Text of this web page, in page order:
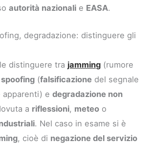
autorità nazionali e EASA.
degradazione: distinguere gli
distinguere tra jamming (rumore
spoofing (falsificazione del segnale
apparenti) edegradazione non
a riflessioni, meteo o
. Nel caso in esame si è
, cioè di negazione del servizio